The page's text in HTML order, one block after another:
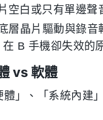
空白或只有單邊聲
層晶片驅動與錄
B 手機卻失效的
vs 軟體
」、「系統內建